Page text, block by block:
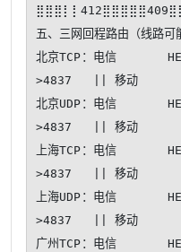
五、三网回程路由（线路可
北京TCP：电信
>4837   || 移动
北京UDP：电信
>4837   || 移动
上海TCP：电信
>4837   || 移动
上海UDP：电信
>4837   || 移动
广州TCP：电信